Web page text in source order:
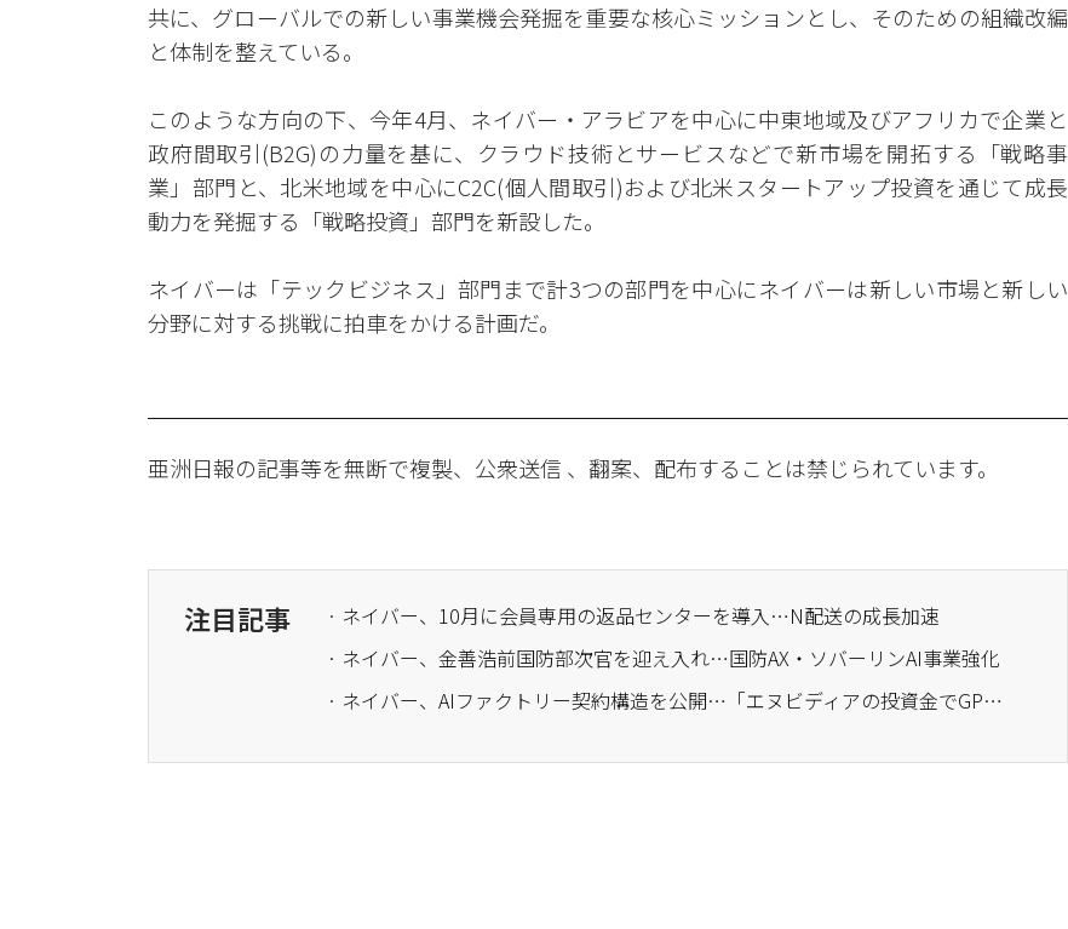
共に、グローバルでの新しい事業機会発掘を重要な核心ミッションとし、そのための組織改編
と体制を整えている。
このような方向の下、今年4月、ネイバー・アラビアを中心に中東地域及びアフリカで企業と
政府間取引(B2G)の力量を基に、クラウド技術とサービスなどで新市場を開拓する「戦略事
業」部門と、北米地域を中心にC2C(個人間取引)および北米スタートアップ投資を通じて成長
動力を発掘する「戦略投資」部門を新設した。
ネイバーは「テックビジネス」部門まで計3つの部門を中心にネイバーは新しい市場と新しい
分野に対する挑戦に拍車をかける計画だ。
亜洲日報の記事等を無断で複製、公衆送信 、翻案、配布することは禁じられています。
注目記事
· ネイバー、10月に会員専用の返品センターを導入…N配送の成長加速
· ネイバー、金善浩前国防部次官を迎え入れ…国防AX・ソバーリンAI事業強化
· ネイバー、AIファクトリー契約構造を公開…「エヌビディアの投資金でGPUを購入する構造ではない」